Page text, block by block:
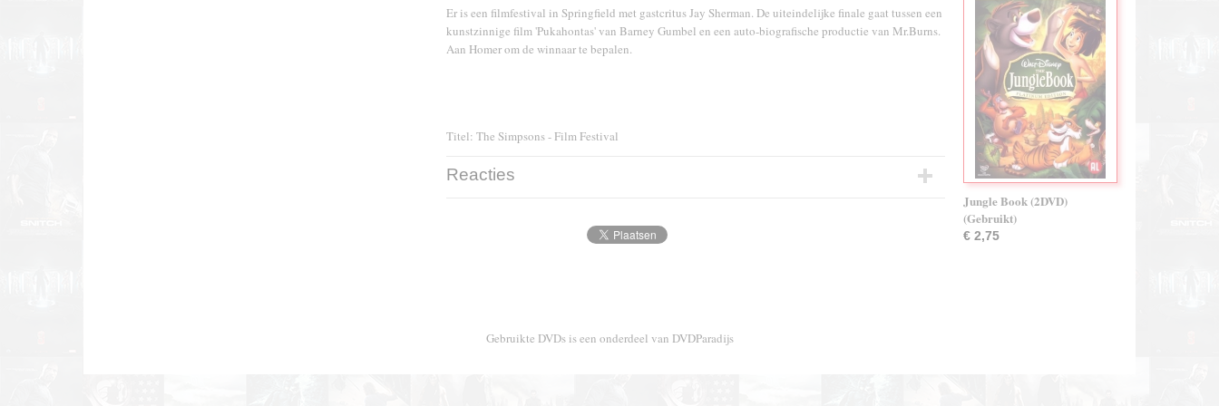
Er is een filmfestival in Springfield met gastcritus Jay Sherman. De uiteindelijke finale gaat tussen een
kunstzinnige film 'Pukahontas' van Barney Gumbel en een auto-biografische productie van Mr.Burns.
Aan Homer om de winnaar te bepalen.
Titel: The Simpsons - Film Festival
Reacties
Jungle Book (2DVD)
(Gebruikt)
€ 2,75
Gebruikte DVDs is een onderdeel van DVDParadijs